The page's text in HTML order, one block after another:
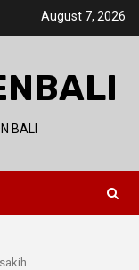
August 7, 2026
BALI